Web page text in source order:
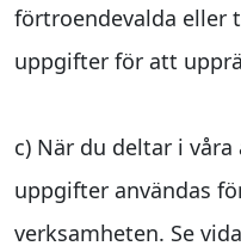
förtroendevalda eller
uppgifter för att
c) När du deltar i
uppgifter användas
verksamheten. Se